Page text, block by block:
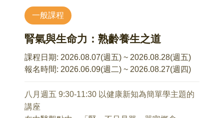
來龍去脈,也將深入闡述策展人赫斯特的作品,包括
講座亦將導覽其他勁爆的成員之創作,計有莎拉‧盧
卡斯(Sarah Lucas)、蓋瑞‧休姆(Gary Hume)等人
精彩多元的作品。「凍結」展覽成功吸引了當時
年藝術家的作品被收購與典藏,促成了 1990 年代
YBAs 在國際藝術舞台上的全面爆發,成為二十世
紀末英國當代藝術圈裡最讓人「凍未條」的當紅
一、前言
二、何謂心身症
四、心身問題中醫觀
五、中醫藥物療法
六、中醫非藥物療法
七、保健心身妙法
八、結語
有可無的事？但問題是我們在什麼狀態下需要
它？又如何使用它？
※本系列課程建議三堂一起報名，學習效果更完
整；不過每堂課皆有不同主題與重點，也歡迎依
照自身需求選擇單堂參加。
9/4 何謂藝術？何謂藝術家？藝術在當代能幹嘛？
(上)
一般課程
腎氣與生命力：熟齡養生之道
課程日期: 2026.08.07(週五) ~ 2026.08.28(週五)
報名時間: 2026.06.09(週二) ~ 2026.08.27(週四)
八月週五 9:30-11:30 以健康新知為簡單學主題的
講座